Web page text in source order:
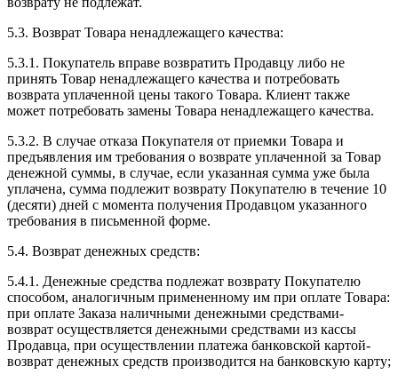
5.3. Возврат Товара ненадлежащего качества:
5.3.1. Покупатель вправе возвратить Продавцу либо не
принять Товар ненадлежащего качества и потребовать
возврата уплаченной цены такого Товара. Клиент также
может потребовать замены Товара ненадлежащего качества.
5.3.2. В случае отказа Покупателя от приемки Товара и
предъявления им требования о возврате уплаченной за Товар
денежной суммы, в случае, если указанная сумма уже была
уплачена, сумма подлежит возврату Покупателю в течение 10
(десяти) дней с момента получения Продавцом указанного
требования в письменной форме.
5.4. Возврат денежных средств:
5.4.1. Денежные средства подлежат возврату Покупателю
способом, аналогичным примененному им при оплате Товара:
при оплате Заказа наличными денежными средствами-
возврат осуществляется денежными средствами из кассы
Продавца, при осуществлении платежа банковской картой-
возврат денежных средств производится на банковскую карту;